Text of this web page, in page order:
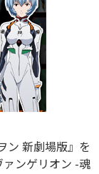
ン 新劇場版』を
ンゲリオン -魂